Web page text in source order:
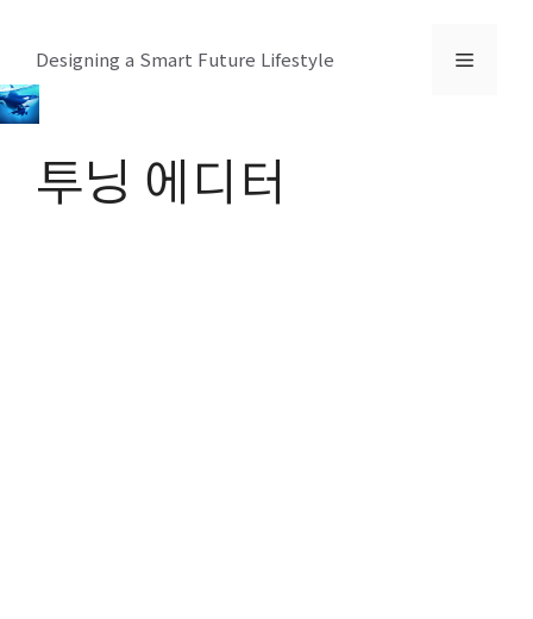
츠
로
Designing a Smart Future Lifestyle 메
투닝 에디터